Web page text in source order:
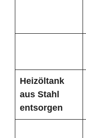
Heizöltank
aus Stahl
entsorgen